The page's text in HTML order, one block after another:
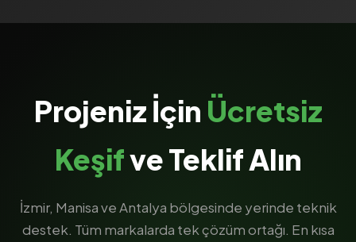
Projeniz İçin Ücretsiz
Keşifve Teklif Alın
İzmir, Manisa ve Antalya bölgesinde yerinde teknik
destek. Tüm markalarda tek çözüm ortağı. En kısa